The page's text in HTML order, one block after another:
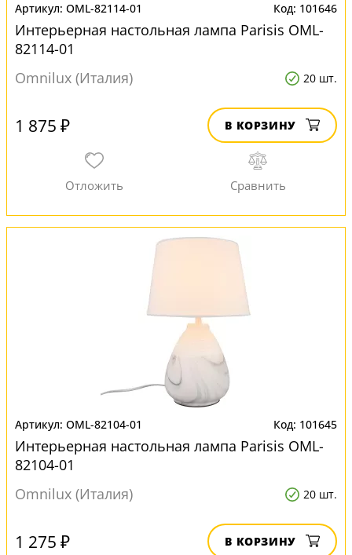
OML-82114-01 101646
Интерьерная настольная лампа Parisis OML-
82114-01
Omnilux (Италия)
20 шт.
1 875 ₽ В КОРЗИНУ
OML-82104-01 101645
Интерьерная настольная лампа Parisis OML-
82104-01
Omnilux (Италия)
20 шт.
1 275 ₽ В КОРЗИНУ